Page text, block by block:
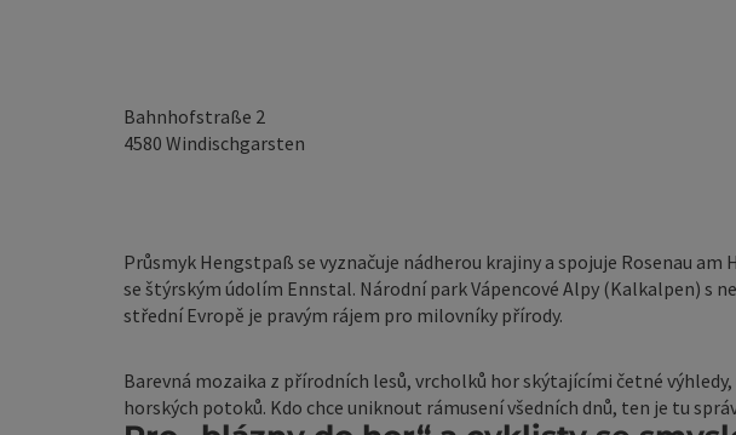
Bahnhofstraße 2
4580 Windischgarsten
Průsmyk Hengstpaß se vyznačuje nádherou krajiny a spojuje Rosenau
se štýrským údolím Ennstal. Národní park Vápencové Alpy (Kalkalpen) s
střední Evropě je pravým rájem pro milovníky přírody.
Barevná mozaika z přírodních lesů, vrcholků hor skýtajícími četné
horských potoků. Kdo chce uniknout rámusení všedních dnů, ten je tu